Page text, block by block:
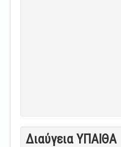
Διαύγεια ΥΠΑΙΘA